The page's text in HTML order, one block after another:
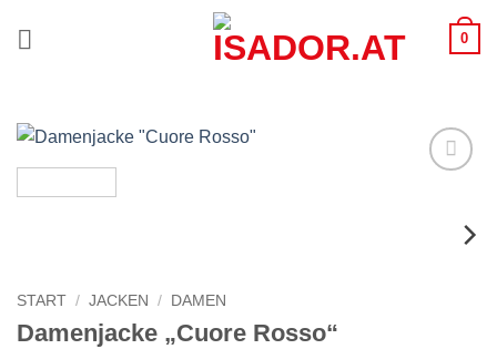
0
hinzufügen
START / JACKEN / DAMEN
Damenjacke „Cuore Rosso“